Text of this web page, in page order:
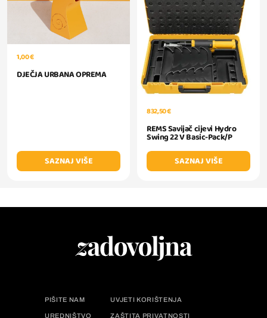
1,00 €
DJEČJA URBANA OPREMA
SAZNAJ VIŠE
832,50 €
REMS Savijač cijevi Hydro
Swing 22 V Basic-Pack/P
SAZNAJ VIŠE
PIŠITE NAM UVJETI KORIŠTENJA
UREDNIŠTVO ZAŠTITA PRIVATNOSTI